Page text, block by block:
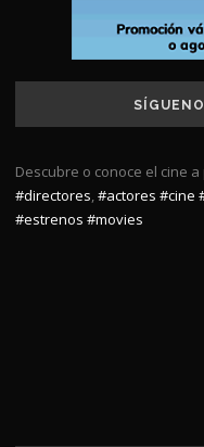
Descubre o conoce el cine
#directores,#actores #cine
#estrenos #movies